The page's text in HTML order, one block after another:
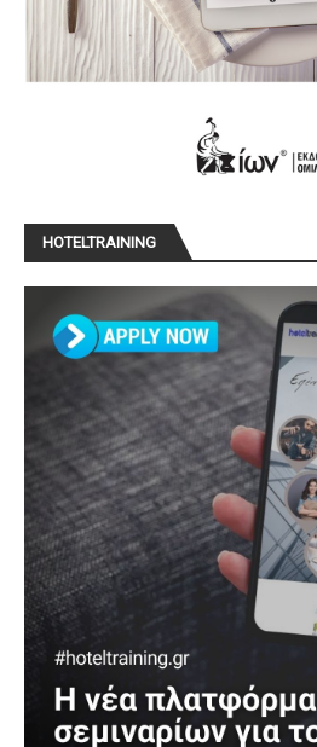
HOTELTRAINING